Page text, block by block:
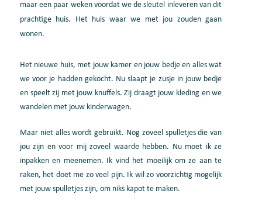
maar een paar weken voordatwe desleutel inleveren van dit
prachtige huis. Het huis waar we met jou zouden gaan
wonen.
Het nieuwe huis, met jouw kamer en jouw bedje en alleswat
we voor je hadden gekocht. Nu slaapt je zusje in jouw bedje
en speelt zij met jouw knuffels. Zij draagt jouw kleding enwe
wandelen met jouw kinderwagen.
Maar niet alles wordt gebruikt. Nog zoveel spulletjes die van
jou zijn en voor mij zoveel waarde hebben. Nu moet ik ze
inpakken en meenemen. Ik vind het moeilijk om ze aan te
raken, het doet me zo veel pijn. Ik wil zo voorzichtig mogelijk
met jouw spulletjes zijn, om niks kapot te maken.